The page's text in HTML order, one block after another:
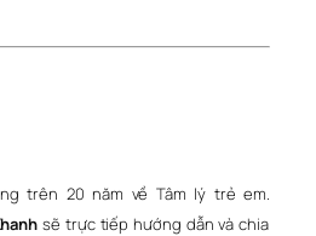
trên 20 năm về Tâm lý trẻ em.
sẽ trực tiếp hướng dẫn và chia